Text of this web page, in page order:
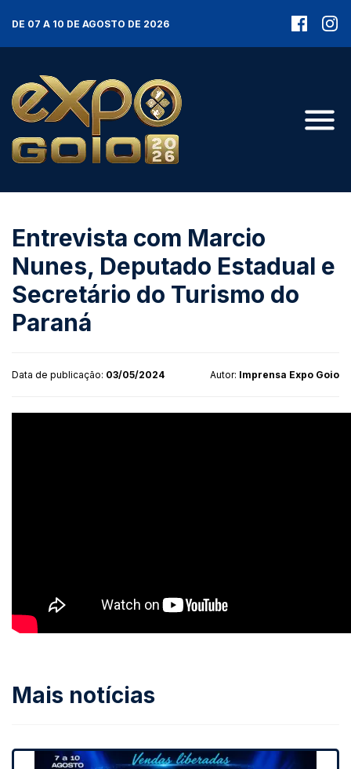
DE 07 A 10 DE AGOSTO DE 2026
Entrevista com Marcio
Nunes, Deputado Estadual e
Secretário do Turismo do
Paraná
Data de publicação: 03/05/2024 Autor: Imprensa Expo Goio
Mais notícias